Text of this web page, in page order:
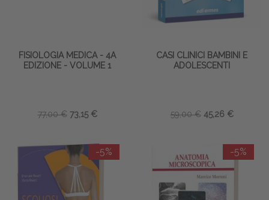
FISIOLOGIA MEDICA - 4A
EDIZIONE - VOLUME 1
77,00 € 73,15 €
CASI CLINICI BAMBINI E
ADOLESCENTI
59,00 € 45,26 €
-5% -5%